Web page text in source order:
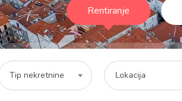
Rentiranje
Tip nekretnine Lokacija